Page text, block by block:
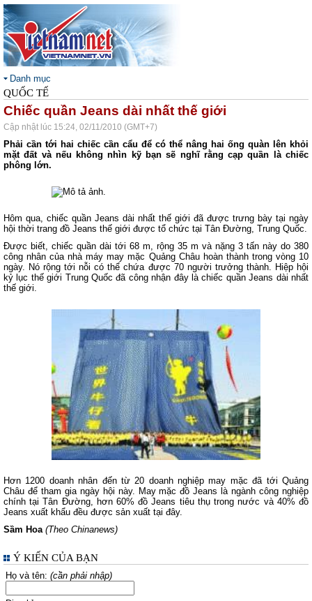
Danh mục
QUỐC TẾ
Chiếc quần Jeans dài nhất thế giới
Cập nhật lúc 15:24, 02/11/2010 (GMT+7)
Phải cần tới hai chiếc cần cẩu để có thể nâng hai ống quàn lên khỏi
mặt đất và nếu không nhìn kỹ bạn sẽ nghĩ rằng cạp quần là chiếc
phông lớn.
Hôm qua, chiếc quần Jeans dài nhất thế giới đã được trưng bày tại ngày
hội thời trang đồ Jeans thế giới được tổ chức tại Tân Đường, Trung Quốc.
Được biết, chiếc quần dài tới 68 m, rộng 35 m và nặng 3 tấn này do 380
công nhân của nhà máy may mặc Quảng Châu hoàn thành trong vòng 10
ngày. Nó rộng tới nỗi có thể chứa được 70 người trưởng thành. Hiệp hội
kỷ lục thế giới Trung Quốc đã công nhận đây là chiếc quần Jeans dài nhất
thế giới.
Hơn 1200 doanh nhân đến từ 20 doanh nghiệp may mặc đã tới Quảng
Châu để tham gia ngày hội này. May mặc đồ Jeans là ngành công nghiệp
chính tại Tân Đường, hơn 60% đồ Jeans tiêu thụ trong nước và 40% đồ
Jeans xuất khẩu đều được sản xuất tại đây.
Sầm Hoa (Theo Chinanews)
Ý KIẾN CỦA BẠN
Họ và tên: (cần phải nhập)